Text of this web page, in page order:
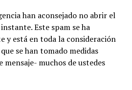
han aconsejado no abrir el
Este spam se ha
y está en toda la consideración
se han tomado medidas
mensaje- muchos de ustedes